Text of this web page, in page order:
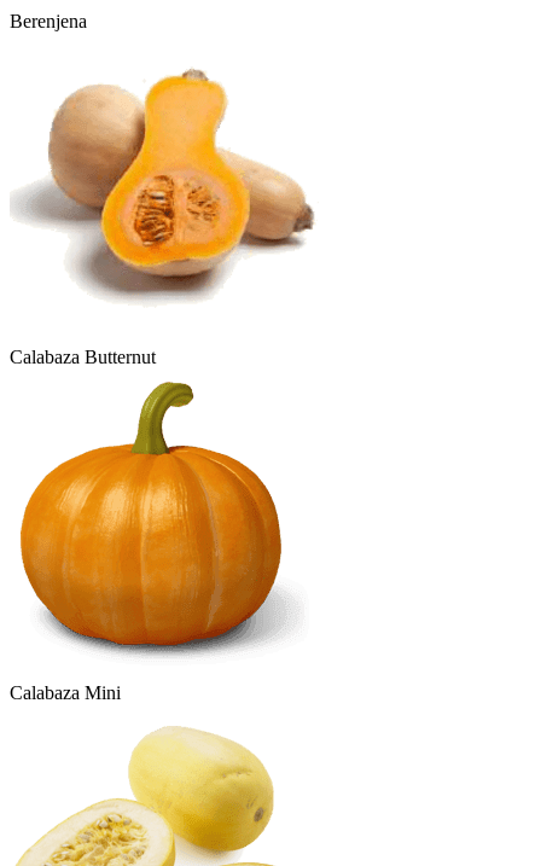
Berenjena
Calabaza Butternut
Calabaza Mini